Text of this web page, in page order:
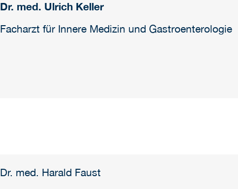
Dr. med. Ulrich Keller
Facharzt für Innere Medizin und Gastroenterologie
Dr. med. Harald Faust